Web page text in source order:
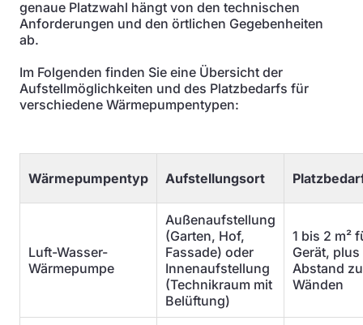
genaue Platzwahl hängt von den technischen
Anforderungen und den örtlichen Gegebenheiten
ab.
Im Folgenden finden Sie eine Übersicht der
Aufstellmöglichkeiten und des Platzbedarfs für
verschiedene Wärmepumpentypen:
Wärmepumpentyp Aufstellungsort
Luft-Wasser-
Wärmepumpe
Außenaufstellung
(Garten, Hof,
Fassade) oder
Innenaufstellung
(Technikraum mit
Belüftung)
1 bis 2 m²
Gerät,
Abstand zu
Wänden